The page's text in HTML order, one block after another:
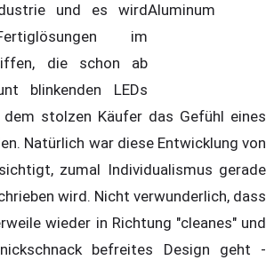
und es wird
im
die schon ab
blinkenden LEDs
stolzen Käufer das Gefühl eines
Natürlich war diese Entwicklung von
zumal Individualismus gerade
wird. Nicht verwunderlich, dass
wieder in Richtung "cleanes" und
befreites Design geht -